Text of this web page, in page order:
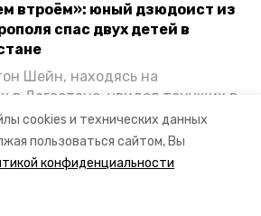
cookies и технических данных
пользоваться сайтом, Вы
конфиденциальности
втроём»: юный дзюдоист из
спас двух детей в
Шейн, находясь на
в Дегестане, увидел тонущих в
и бросился на помощь. По
отважного мальчика
образования края и
«Победы26» пообщался
ЖКХ не вырастут в этом году
минжкх